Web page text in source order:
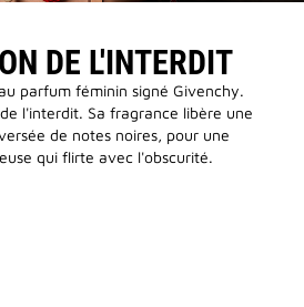
DE L'INTERDIT
parfum féminin signé Givenchy.
l'interdit. Sa fragrance libère une
de notes noires, pour une
qui flirte avec l'obscurité.